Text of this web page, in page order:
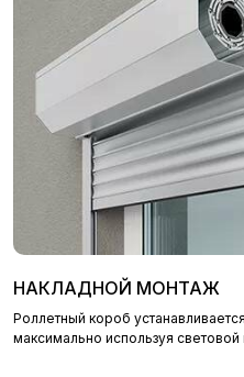
НАКЛАДНОЙ МОНТАЖ
Роллетный короб
максимально используя
info@магазин-ворот.рф
+7 (499) 322-09-04
ЮРИДИЧЕСКИЙ АДРЕС:
105 187, Москва,
Окружной пр-д, д. 14 к. 1,
кв. 18